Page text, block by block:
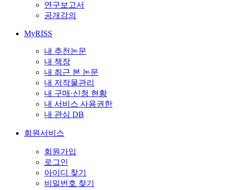
연구보고서
공개강의
MyRISS
내 추천논문
내 책장
내 최근 본 논문
내 저작물관리
내 구매·신청 현황
내 서비스 사용권한
내 관심 DB
회원서비스
회원가입
로그인
아이디 찾기
비밀번호 찾기